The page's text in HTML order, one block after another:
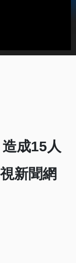
成15人
新聞網